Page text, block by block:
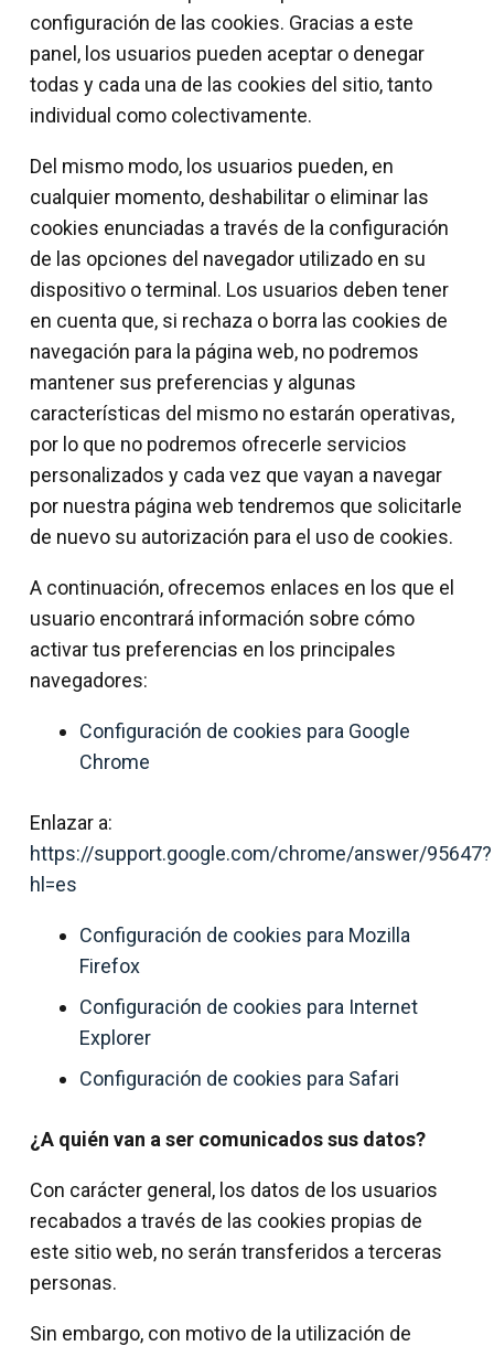
configuración de las cookies. Gracias a este
panel, los usuarios pueden aceptar o denegar
todas y cada una de las cookies del sitio, tanto
individual como colectivamente.
Del mismo modo, los usuarios pueden, en
cualquier momento, deshabilitar o eliminar las
cookies enunciadas a través de la configuración
de las opciones del navegador utilizado en su
dispositivo o terminal. Los usuarios deben tener
en cuenta que, si rechaza o borra las cookies de
navegación para la página web, no podremos
mantener sus preferencias y algunas
características del mismo no estarán operativas,
por lo que no podremos ofrecerle servicios
personalizados y cada vez que vayan a navegar
por nuestra página web tendremos que solicitarle
de nuevo su autorización para el uso de cookies.
A continuación, ofrecemos enlaces en los que el
usuario encontrará información sobre cómo
activar tus preferencias en los principales
navegadores:
Configuración de cookies para Google
Chrome
Enlazar a:
https://support.google.com/chrome/answer/95647?
hl=es
Configuración de cookies para Mozilla
Firefox
Configuración de cookies para Internet
Explorer
Configuración de cookies para Safari
¿A quién van a ser comunicados sus datos?
Con carácter general, los datos de los usuarios
recabados a través de las cookies propias de
este sitio web, no serán transferidos a terceras
personas.
Sin embargo, con motivo de la utilización de